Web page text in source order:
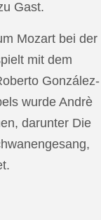
Gast.
Mozart bei der
mit dem
González-
wurde Andrè
darunter Die